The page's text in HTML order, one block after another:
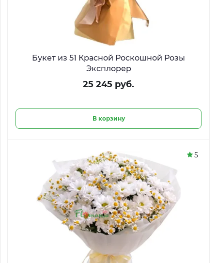
Букет из 51 Красной Роскошной Розы
Эксплорер
25 245 руб.
В корзину
5